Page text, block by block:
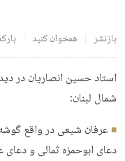
بازنشر همخوان کنید
استاد حسین انصاریان در
شمال لبنان:
عرفان شیعی در واقع
دعای ابوحمزه ثمالی و